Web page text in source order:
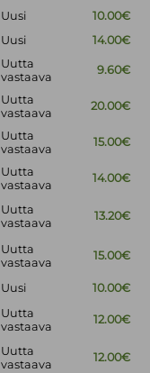
Uusi
10.00€
Uusi 14.00€
Uutta
vastaava
9.60€
Uutta
vastaava
20.00€
Uutta
vastaava
15.00€
Uutta
vastaava
14.00€
Uutta
vastaava
13.20€
Uutta
vastaava
15.00€
Uusi
10.00€
Uutta
vastaava
12.00€
Uutta
vastaava
12.00€